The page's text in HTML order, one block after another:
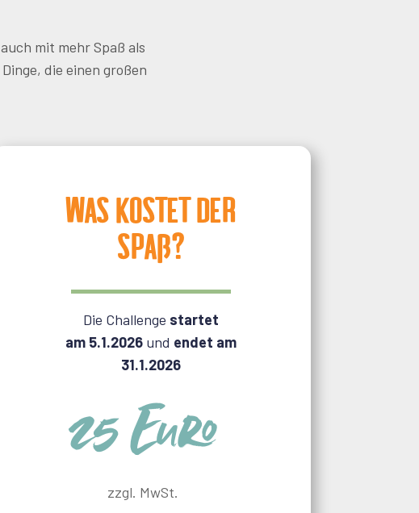
mit mehr Spaß als
die einen großen
Was kostet der
Spaß?
Die Challenge startet
am 5.1.2026 und endet am
31.1.2026
25 Euro
zzgl. MwSt.